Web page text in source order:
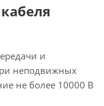
и
неподвижных
не более 10000 В